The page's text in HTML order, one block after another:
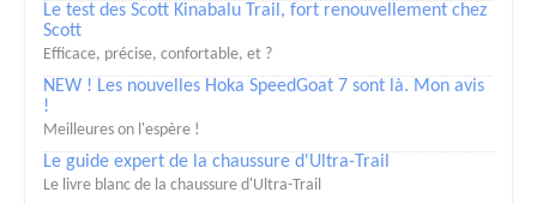
Le test des Scott Kinabalu Trail, fort renouvellement chez
Scott
Efficace, précise, confortable, et ?
NEW ! Les nouvelles Hoka SpeedGoat 7 sont là. Mon avis
!
Meilleures on l'espère !
Le guide expert de la chaussure d'Ultra-Trail
Le livre blanc de la chaussure d'Ultra-Trail